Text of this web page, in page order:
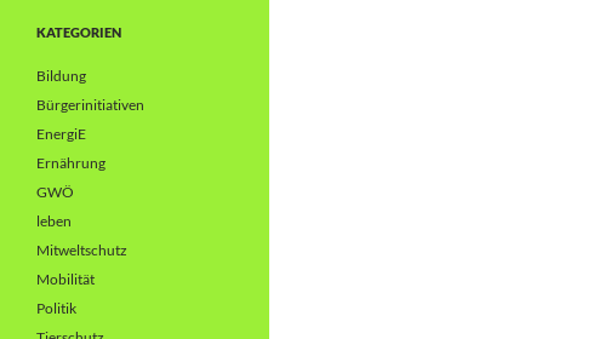
KATEGORIEN
Bildung
Bürgerinitiativen
EnergiE
Ernährung
GWÖ
leben
Mitweltschutz
Mobilität
Politik